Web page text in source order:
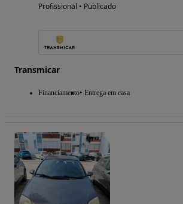
Profissional • Publicado
Transmicar
Financiamento Entrega em casa